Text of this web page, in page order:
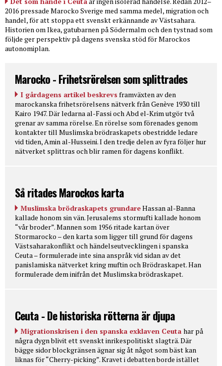
2016 pressade Marocko Sverige med samma medel, migration och
handel, för att stoppa ett svenskt erkännande av Västsahara.
Historien om Ikea, gatubarnen på Södermalm och den tystnad som
följde ger perspektiv på dagens svenska stöd för Marockos
autonomiplan.
Marocko - Frihetsrörelsen som splittrades
I gårdagens artikel beskrevs framväxten av den
marockanska frihetsrörelsens nätverk från Genève 1930 till
Kairo 1947. Där ledarna al-Fassi och Abd el-Krim utgör två
grenar av samma rörelse. En rörelse som förenades genom
kontakter till Muslimska brödraskapets obestridde ledare
vid tiden, Amin al-Husseini. I den tredje delen av fyra följer hur
nätverket splittras och blir ramen för dagens konflikt.
Så ritades Marockos karta
Muslimska brödraskapets grundareHassan al-Banna
kallade honom sin vän. Jerusalems stormufti kallade honom
“vår broder”. Mannen som 1956 ritade kartan över
Stormarocko – den karta som ligger till grund för dagens
Västsaharakonflikt och händelseutvecklingen i spanska
Ceuta – formulerade inte sina anspråk vid sidan av det
panislamiska nätverket kring muftin och Brödraskapet. Han
formulerade dem inifrån det Muslimska brödraskapet.
Ceuta - De historiska rötterna är djupa
Migrationskrisen i den spanska exklaven Ceuta har på
några dygn blivit ett svenskt inrikespolitiskt slagträ. Där
bägge sidor blockgränsen ägnar sig åt något som bäst kan
liknas för “Cherry-picking”. Kravet i debatten borde istället